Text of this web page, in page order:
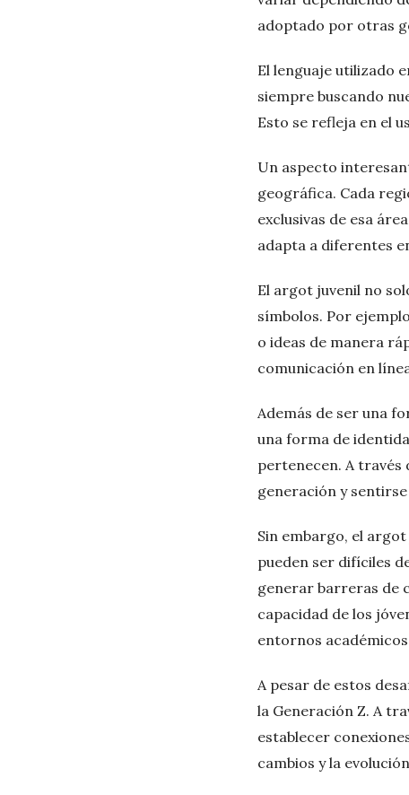
adoptado por otras
El lenguaje utilizado
siempre buscando
Esto se refleja en el
Un aspecto
geográfica. Cada
exclusivas de esa
adapta a diferentes
El argot juvenil no
símbolos. Por
o ideas de manera
comunicación en
Además de ser una
una forma de
pertenecen. A través
generación y
Sin embargo, el
pueden ser difíciles
generar barreras de
capacidad de los
entornos
A pesar de estos
la Generación Z. A
establecer
cambios y la